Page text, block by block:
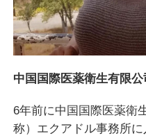
中国国際医薬衛生有限
6年前に中国国際医薬衛
称）エクアドル事務所